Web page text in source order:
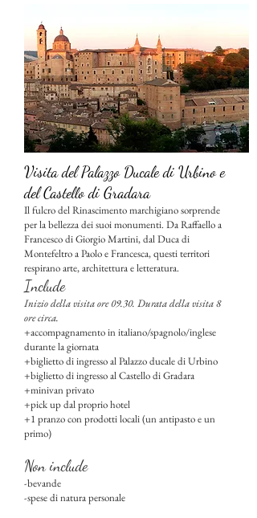
Visita del Palazzo Ducale di Urbino e
del Castello di Gradara
Il fulcro del Rinascimento marchigiano sorprende
per la bellezza dei suoi monumenti. Da Raffaello a
Francesco di Giorgio Martini, dal Duca di
Montefeltro a Paolo e Francesca, questi territori
respirano arte, architettura e letteratura.
Include
Inizio della visita ore 09.30. Durata della visita 8
ore circa.
+accompagnamento in italiano/spagnolo/inglese
durante la giornata
+biglietto di ingresso al Palazzo ducale di Urbino
+biglietto di ingresso al Castello di Gradara
+minivan privato
+pick up dal proprio hotel
+1 pranzo con prodotti locali (un antipasto e un
primo)
Non include
-bevande
-spese di natura personale